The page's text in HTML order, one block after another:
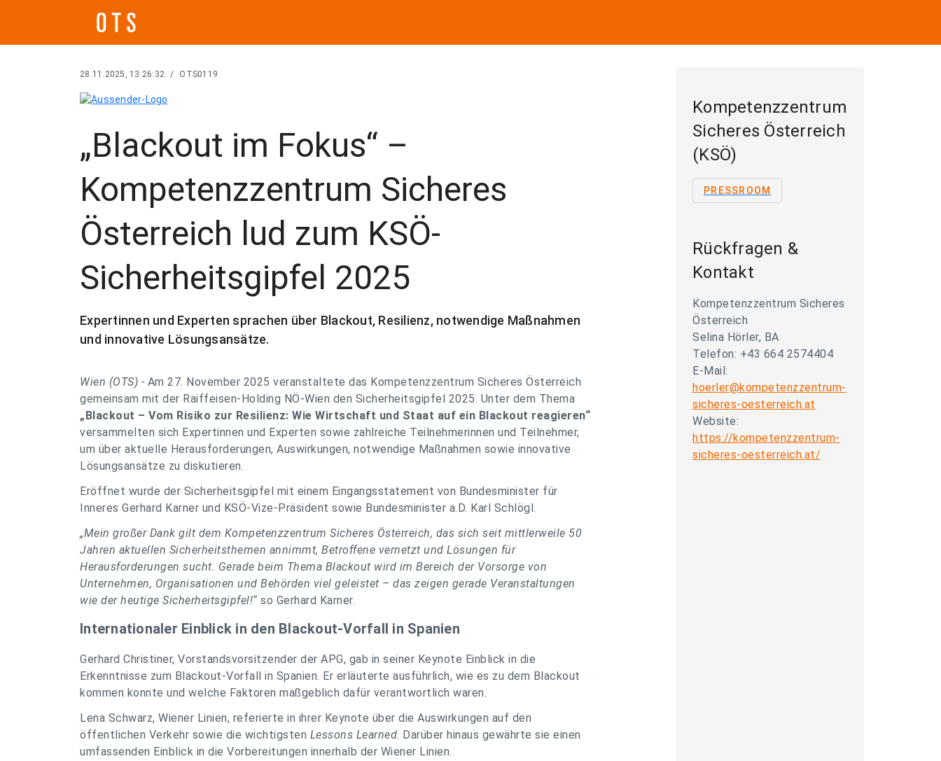
28.11.2025, 13:26:32 / OTS0119
„Blackout im Fokus“ –
Kompetenzzentrum Sicheres
Österreich lud zum KSÖ-
Sicherheitsgipfel 2025
Expertinnen und Experten sprachen über Blackout, Resilienz, notwendige Maßnahmen
und innovative Lösungsansätze.
Wien (OTS) - Am 27. November 2025 veranstaltete das Kompetenzzentrum Sicheres Österreich
gemeinsam mit der Raiffeisen-Holding NÖ-Wien den Sicherheitsgipfel 2025. Unter dem Thema
„Blackout – Vom Risiko zur Resilienz: Wie Wirtschaft und Staat auf ein Blackout reagieren“
versammelten sich Expertinnen und Experten sowie zahlreiche Teilnehmerinnen und Teilnehmer,
um über aktuelle Herausforderungen, Auswirkungen, notwendige Maßnahmen sowie innovative
Lösungsansätze zu diskutieren.
Eröffnet wurde der Sicherheitsgipfel mit einem Eingangsstatement von Bundesminister für
Inneres Gerhard Karner und KSÖ-Vize-Präsident sowie Bundesminister a.D. Karl Schlögl.
„Mein großer Dank gilt dem Kompetenzzentrum Sicheres Österreich, das sich seit mittlerweile 50
Jahren aktuellen Sicherheitsthemen annimmt, Betroffene vernetzt und Lösungen für
Herausforderungen sucht. Gerade beim Thema Blackout wird im Bereich der Vorsorge von
Unternehmen, Organisationen und Behörden viel geleistet – das zeigen gerade Veranstaltungen
wie der heutige Sicherheitsgipfel!“ so Gerhard Karner.
Internationaler Einblick in den Blackout-Vorfall in Spanien
Gerhard Christiner, Vorstandsvorsitzender der APG, gab in seiner Keynote Einblick in die
Erkenntnisse zum Blackout-Vorfall in Spanien. Er erläuterte ausführlich, wie es zu dem Blackout
kommen konnte und welche Faktoren maßgeblich dafür verantwortlich waren.
Lena Schwarz, Wiener Linien, referierte in ihrer Keynote über die Auswirkungen auf den
öffentlichen Verkehr sowie die wichtigsten Lessons Learned. Darüber hinaus gewährte sie einen
umfassenden Einblick in die Vorbereitungen innerhalb der Wiener Linien.
Kompetenzzentrum
Sicheres Österreich
(KSÖ)
PRESSROOM
Rückfragen &
Kontakt
Kompetenzzentrum Sicheres
Österreich
Selina Hörler, BA
Telefon: +43 664 2574404
E-Mail:
hoerler@kompetenzzentrum-
sicheres-oesterreich.at
Website:
https://kompetenzzentrum-
sicheres-oesterreich.at/